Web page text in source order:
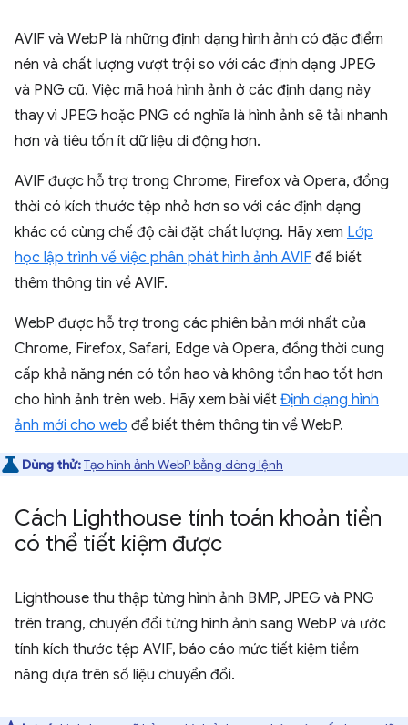
AVIF và WebP là những định dạng hình ảnh có đặc điểm
nén và chất lượng vượt trội so với các định dạng JPEG
và PNG cũ. Việc mã hoá hình ảnh ở các định dạng này
thay vì JPEG hoặc PNG có nghĩa là hình ảnh sẽ tải nhanh
hơn và tiêu tốn ít dữ liệu di động hơn.
AVIF được hỗ trợ trong Chrome, Firefox và Opera, đồng
thời có kích thước tệp nhỏ hơn so với các định dạng
khác có cùng chế độ cài đặt chất lượng. Hãy xem Lớp
học lập trình về việc phân phát hình ảnh AVIF để biết
thêm thông tin về AVIF.
WebP được hỗ trợ trong các phiên bản mới nhất của
Chrome, Firefox, Safari, Edge và Opera, đồng thời cung
cấp khả năng nén có tổn hao và không tổn hao tốt hơn
cho hình ảnh trên web. Hãy xem bài viết Định dạng hình
ảnh mới cho web để biết thêm thông tin về WebP.
Dùng thử:Tạo hình ảnh WebP bằng dòng lệnh
Cách Lighthouse tính toán khoản tiền
có thể tiết kiệm được
Lighthouse thu thập từng hình ảnh BMP, JPEG và PNG
trên trang, chuyển đổi từng hình ảnh sang WebP và ước
tính kích thước tệp AVIF, báo cáo mức tiết kiệm tiềm
năng dựa trên số liệu chuyển đổi.